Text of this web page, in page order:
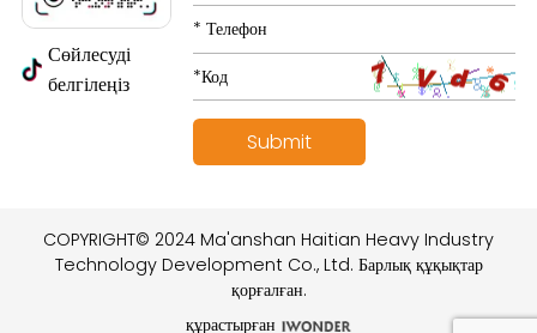
Сөйлесуді
белгілеңіз
COPYRIGHT© 2024 Ma'anshan Haitian Heavy Industry
Technology Development Co., Ltd. Барлық құқықтар
қорғалған.
құрастырған